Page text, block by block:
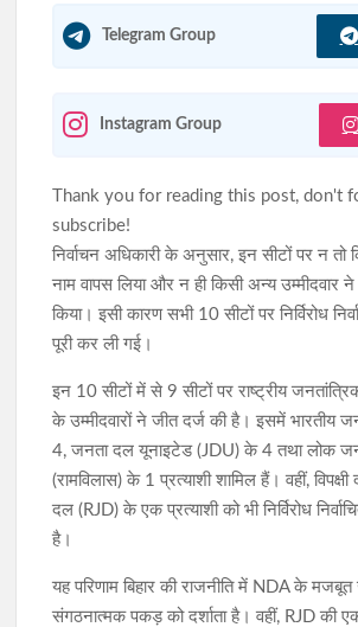
Telegram Group
Instagram Group
Thank you for reading this post, don't
subscribe!
निर्वाचन अधिकारी के अनुसार, इन सीटों पर न तो
नाम वापस लिया और न ही किसी अन्य उम्मीदवार
किया। इसी कारण सभी 10 सीटों पर निर्विरोध
पूरी कर ली गई।
इन 10 सीटों में से 9 सीटों पर राष्ट्रीय
के उम्मीदवारों ने जीत दर्ज की है। इसमें भारतीय
4, जनता दल यूनाइटेड (JDU) के 4 तथा लोक
(रामविलास) के 1 प्रत्याशी शामिल हैं। वहीं,
दल (RJD) के एक प्रत्याशी को भी निर्विरोध
है।
यह परिणाम बिहार की राजनीति में NDA के
संगठनात्मक पकड़ को दर्शाता है। वहीं, RJD की